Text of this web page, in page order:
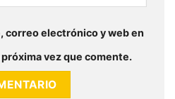
correo electrónico y web en
vez que comente.